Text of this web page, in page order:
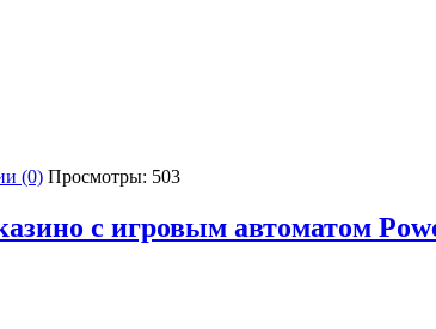
(0) Просмотры: 503
с игровым автоматом